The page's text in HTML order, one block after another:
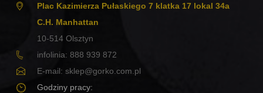
Plac Kazimierza Pułaskiego 7 klatka 17 lokal 34a
C.H. Manhattan
10-514 Olsztyn
infolinia: 888 939 872
E-mail: sklep@gorko.com.pl
Godziny pracy: